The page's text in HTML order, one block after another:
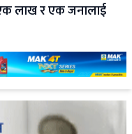
लाख र एक जनालाई